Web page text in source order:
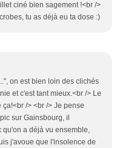
ciné bien sagement !<br />
tu as déjà eu ta dose :)
on est bien loin des clichés
et c'est tant mieux.<br /> Le
/> <br /> Je pense
sur Gainsbourg, il
a déjà vu ensemble,
j'avoue que l'insolence de